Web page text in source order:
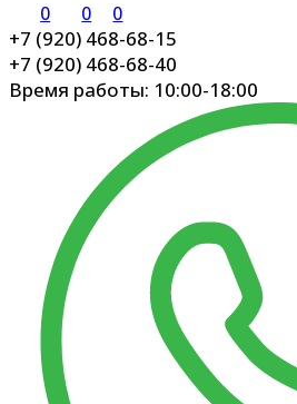
0 0 0
+7 (920) 468-68-15
+7 (920) 468-68-40
Время работы: 10:00-18:00